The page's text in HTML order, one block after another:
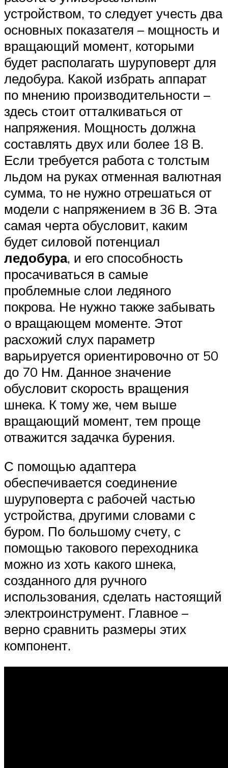
устройством, то следует учесть два
основных показателя – мощность и
вращающий момент, которыми
будет располагать шуруповерт для
ледобура. Какой избрать аппарат
по мнению производительности –
здесь стоит отталкиваться от
напряжения. Мощность должна
составлять двух или более 18 В.
Если требуется работа с толстым
льдом на руках отменная валютная
сумма, то не нужно отрешаться от
модели с напряжением в 36 В. Эта
самая черта обусловит, каким
будет силовой потенциал
ледобура, и его способность
просачиваться в самые
проблемные слои ледяного
покрова. Не нужно также забывать
о вращающем моменте. Этот
расхожий слух параметр
варьируется ориентировочно от 50
до 70 Нм. Данное значение
обусловит скорость вращения
шнека. К тому же, чем выше
вращающий момент, тем проще
отважится задачка бурения.
С помощью адаптера
обеспечивается соединение
шуруповерта с рабочей частью
устройства, другими словами с
буром. По большому счету, с
помощью такового переходника
можно из хоть какого шнека,
созданного для ручного
использования, сделать настоящий
электроинструмент. Главное –
верно сравнить размеры этих
компонент.